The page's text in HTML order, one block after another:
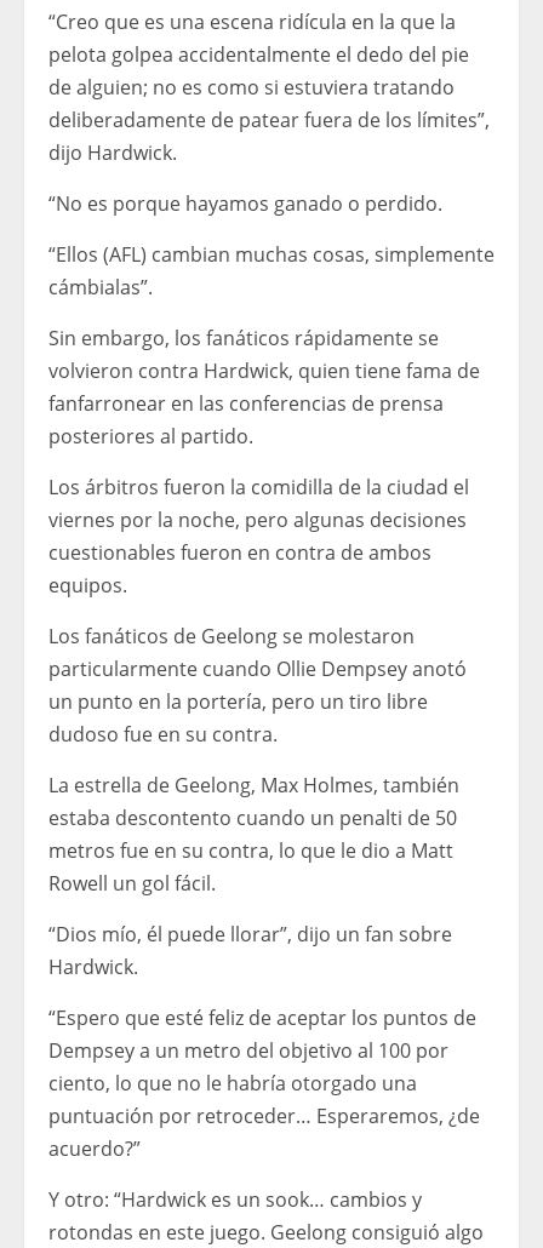
“Creo que es una escena ridícula en la que la
pelota golpea accidentalmente el dedo del pie
de alguien; no es como si estuviera tratando
deliberadamente de patear fuera de los límites”,
dijo Hardwick.
“No es porque hayamos ganado o perdido.
“Ellos (AFL) cambian muchas cosas, simplemente
cámbialas”.
Sin embargo, los fanáticos rápidamente se
volvieron contra Hardwick, quien tiene fama de
fanfarronear en las conferencias de prensa
posteriores al partido.
Los árbitros fueron la comidilla de la ciudad el
viernes por la noche, pero algunas decisiones
cuestionables fueron en contra de ambos
equipos.
Los fanáticos de Geelong se molestaron
particularmente cuando Ollie Dempsey anotó
un punto en la portería, pero un tiro libre
dudoso fue en su contra.
La estrella de Geelong, Max Holmes, también
estaba descontento cuando un penalti de 50
metros fue en su contra, lo que le dio a Matt
Rowell un gol fácil.
“Dios mío, él puede llorar”, dijo un fan sobre
Hardwick.
“Espero que esté feliz de aceptar los puntos de
Dempsey a un metro del objetivo al 100 por
ciento, lo que no le habría otorgado una
puntuación por retroceder… Esperaremos, ¿de
acuerdo?”
Y otro: “Hardwick es un sook… cambios y
rotondas en este juego. Geelong consiguió algo